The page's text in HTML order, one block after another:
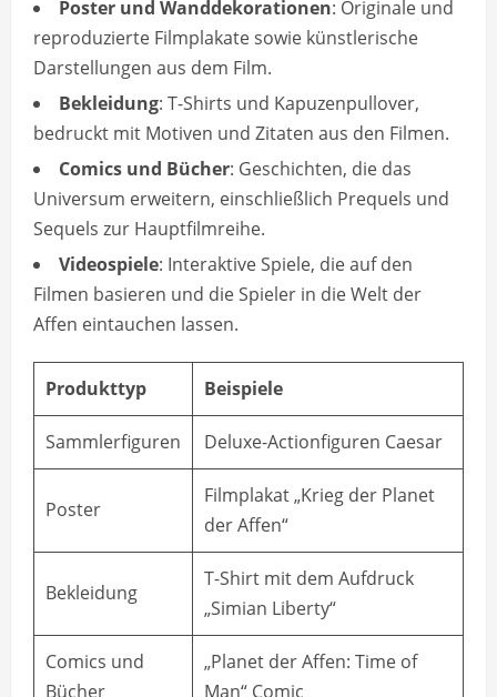
Poster und Wanddekorationen: Originale und
reproduzierte Filmplakate sowie künstlerische
Darstellungen aus dem Film.
Bekleidung: T-Shirts und Kapuzenpullover,
bedruckt mit Motiven und Zitaten aus den Filmen.
Comics und Bücher: Geschichten, die das
Universum erweitern, einschließlich Prequels und
Sequels zur Hauptfilmreihe.
Videospiele: Interaktive Spiele, die auf den
Filmen basieren und die Spieler in die Welt der
Affen eintauchen lassen.
Produkttyp Beispiele
Sammlerfiguren Deluxe-Actionfiguren Caesar
Poster
Filmplakat „Krieg der Planet
der Affen“
Bekleidung
T-Shirt mit dem Aufdruck
„Simian Liberty“
Comics und
Bücher
„Planet der Affen: Time of
Man“ Comic